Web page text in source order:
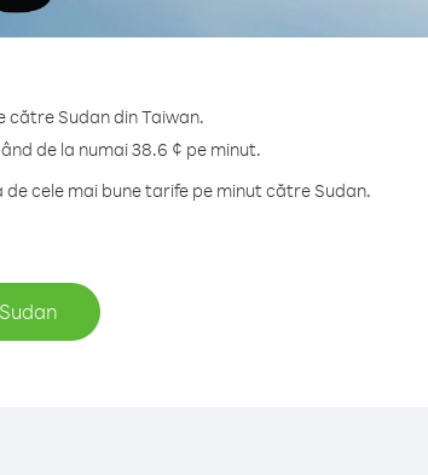
către Sudan din Taiwan.
de la numai 38.6 ¢ pe minut.
cele mai bune tarife pe minut către Sudan.